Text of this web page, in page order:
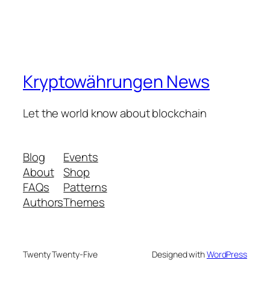
Kryptowährungen News
Let the world know about blockchain
Blog
About
FAQs
Authors
Events
Shop
Patterns
Themes
Twenty Twenty-Five Designed withWordPress